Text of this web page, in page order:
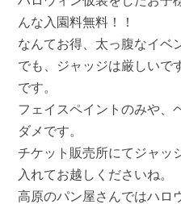
んな入園料無料！！
なんてお得、太っ腹なイベ
でも、ジャッジは厳しいで
です。
フェイスペイントのみや、
ダメです。
チケット販売所にてジャッ
入れてお越しくださいね。
高原のパン屋さんではハロ